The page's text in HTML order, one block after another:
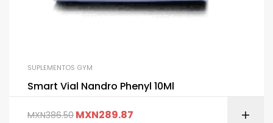
SUPLEMENTOS GYM
Smart Vial Nandro Phenyl 10Ml
MXN386.50 MXN289.87